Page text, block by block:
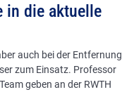
in die aktuelle
auch bei der Entfernung
zum Einsatz. Professor
geben an der RWTH